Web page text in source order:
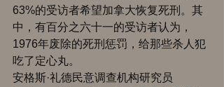
63%的受访者希望加拿大恢复死刑。其
中，有百分之六十一的受访者认为，
1976年废除的死刑惩罚，给那些杀人犯
吃了定心丸。
安格斯·礼德民意调查机构研究员